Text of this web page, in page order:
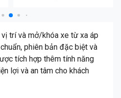
trí và mở/khóa xe từ xa áp
phiên bản đặc biệt và
tích hợp thêm tính năng
lợi và an tâm cho khách